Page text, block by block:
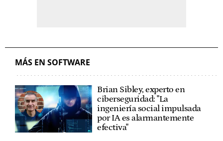
MÁS EN SOFTWARE
Brian Sibley, experto en
ciberseguridad: "La
ingeniería social impulsada
por IA es alarmantemente
efectiva"